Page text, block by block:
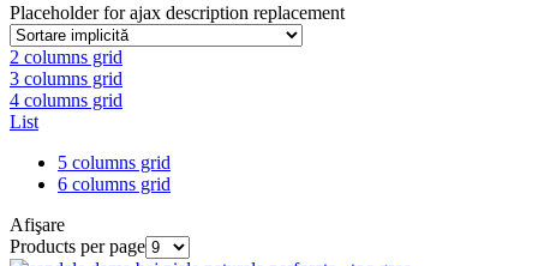
Placeholder for ajax description replacement
2 columns grid
3 columns grid
4 columns grid
List
5 columns grid
6 columns grid
Afişare
Products per page